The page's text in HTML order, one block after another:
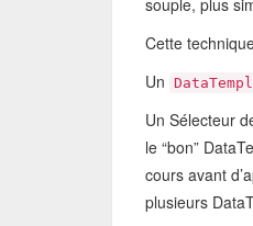
souple, plus
Cette
Un
Un Sélecteur
le “bon”
cours avant
plusieurs